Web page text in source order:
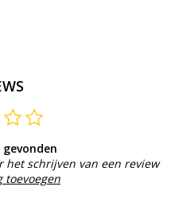
gevonden
het schrijven van een review
toevoegen